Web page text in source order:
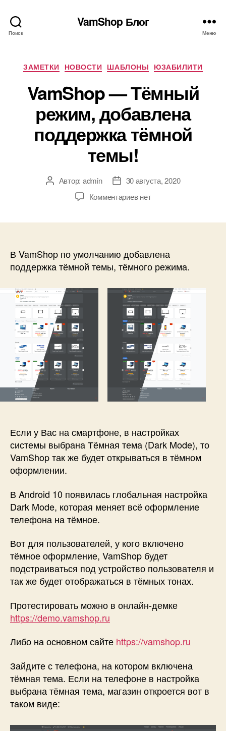
Поиск
VamShop Блог
Меню
Рубрики
ЗАМЕТКИ НОВОСТИ ШАБЛОНЫ ЮЗАБИЛИТИ
VamShop — Тёмный
режим, добавлена
поддержка тёмной
темы!
АвторАвтор: admin
Дата30 августа, 2020
Комментариевк
режим,
поддержка
темы!
нет
В VamShop по умолчанию добавлена
поддержка тёмной темы, тёмного режима.
Если у Вас на смартфоне, в настройках
системы выбрана Тёмная тема (Dark Mode), то
VamShop так же будет открываться в тёмном
оформлении.
В Android 10 появилась глобальная настройка
Dark Mode, которая меняет всё оформление
телефона на тёмное.
Вот для пользователей, у кого включено
тёмное оформление, VamShop будет
подстраиваться под устройство пользователя и
так же будет отображаться в тёмных тонах.
Протестировать можно в онлайн-демке
https://demo.vamshop.ru
Либо на основном сайте https://vamshop.ru
Зайдите с телефона, на котором включена
тёмная тема. Если на телефоне в настройка
выбрана тёмная тема, магазин откроется вот в
таком виде: